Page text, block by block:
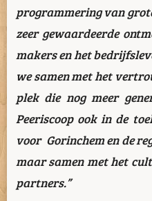
programmering van
zeer gewaardeerde
makers en het
we samen met het
plek die nog meer
Peeriscoop ook in de
voor Gorinchem en de
maar samen met het
partners.”